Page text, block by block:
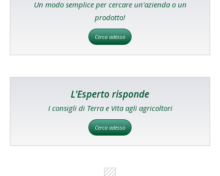
Un modo semplice per cercare un'azienda o un
prodotto!
Cerca adesso
L'Esperto risponde
I consigli di Terra e Vita agli agricoltori
Cerca adesso